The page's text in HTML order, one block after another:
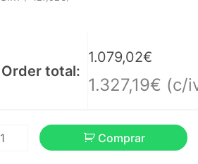
Order total:
1.079,02€
1.327,19€ (c/
Comprar